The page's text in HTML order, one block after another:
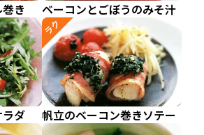
き ベーコンとごぼうのみそ汁
ダ
ラク
帆立のベーコン巻きソテー